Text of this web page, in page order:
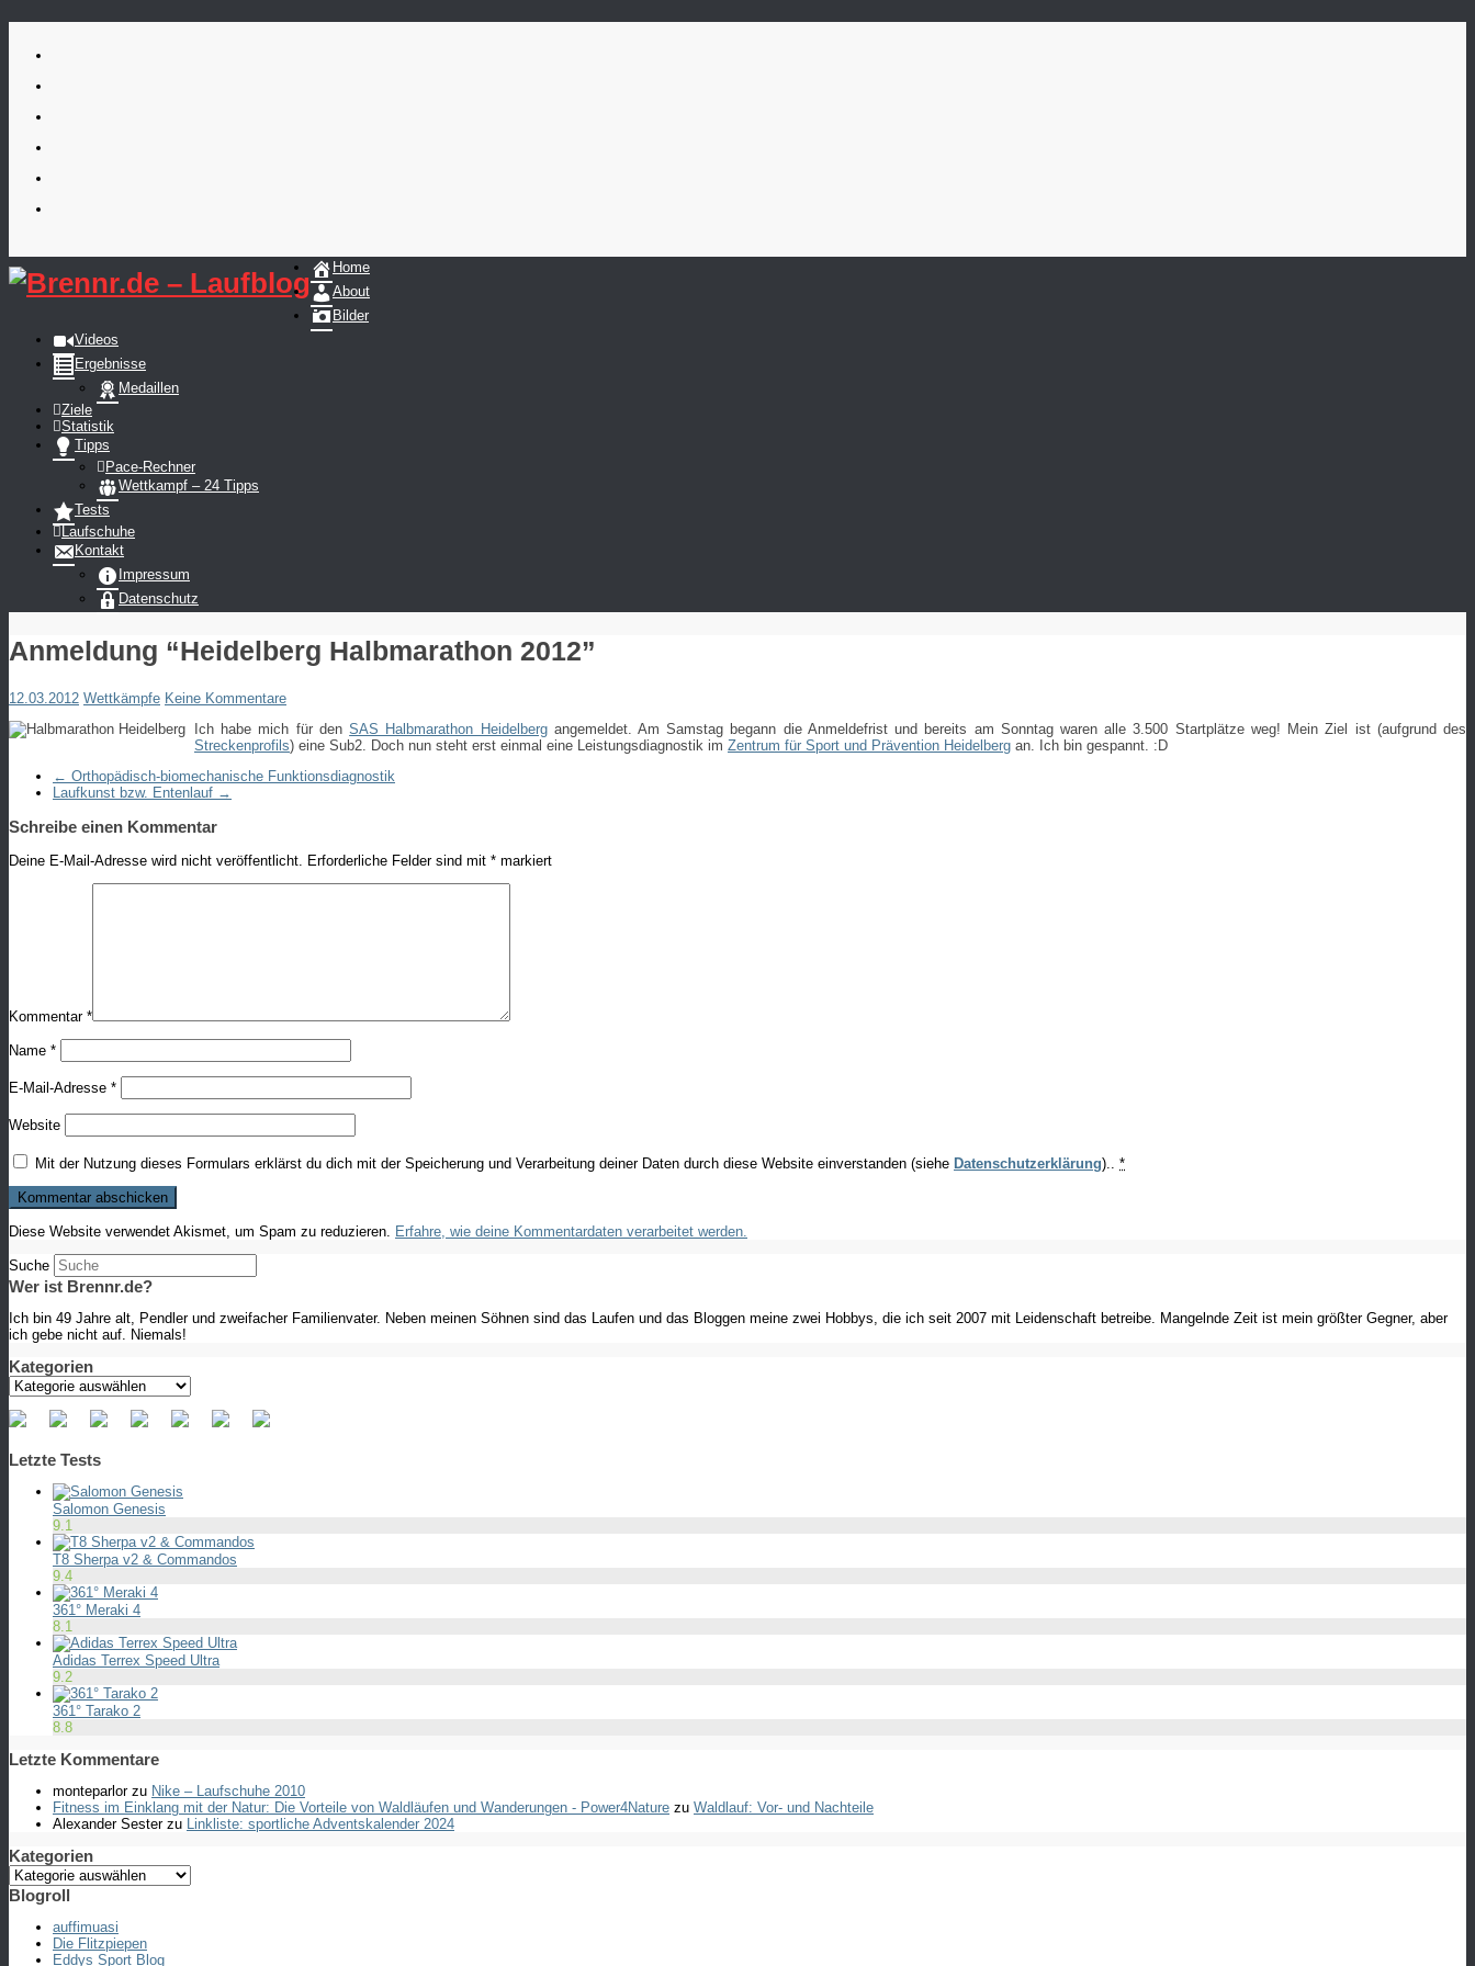
content
Home
About
Bilder
Videos
Ergebnisse
Medaillen
Ziele
Statistik
Tipps
Pace-Rechner
Wettkampf – 24 Tipps
Tests
Laufschuhe
Kontakt
Impressum
Datenschutz
Anmeldung “Heidelberg Halbmarathon 2012”
12.03.2012 Wettkämpfe Keine Kommentare
Ich habe mich für denSAS Halbmarathon Heidelbergangemeldet. Am Samstag begann die Anmeldefrist und bereits am Sonntag waren alle 3.500 Startplätze weg! Mein Ziel ist (aufgrund des
Streckenprofils) eine Sub2. Doch nun steht erst einmal eine Leistungsdiagnostik im Zentrum für Sport und Prävention Heidelberg an. Ich bin gespannt. :D
← Orthopädisch-biomechanische Funktionsdiagnostik
Laufkunst bzw. Entenlauf →
Schreibe einen Kommentar
Deine E-Mail-Adresse wird nicht veröffentlicht. Erforderliche Felder sind mit * markiert
Kommentar *
Name *
E-Mail-Adresse *
Website
Mit der Nutzung dieses Formulars erklärst du dich mit der Speicherung und Verarbeitung deiner Daten durch diese Website einverstanden (siehe Datenschutzerklärung).. *
Diese Website verwendet Akismet, um Spam zu reduzieren. Erfahre, wie deine Kommentardaten verarbeitet werden.
Suche
Wer ist Brennr.de?
Ich bin 49 Jahre alt, Pendler und zweifacher Familienvater. Neben meinen Söhnen sind das Laufen und das Bloggen meine zwei Hobbys, die ich seit 2007 mit Leidenschaft betreibe. Mangelnde Zeit ist mein größter Gegner, aber
ich gebe nicht auf. Niemals!
Kategorien
Kategorien
Letzte Tests
Salomon Genesis
9.1
T8 Sherpa v2 & Commandos
9.4
361° Meraki 4
8.1
Adidas Terrex Speed Ultra
9.2
361° Tarako 2
8.8
Letzte Kommentare
monteparlorzu Nike – Laufschuhe 2010
Fitness im Einklang mit der Natur: Die Vorteile von Waldläufen und Wanderungen - Power4Nature zu Waldlauf: Vor- und Nachteile
Alexander Sesterzu Linkliste: sportliche Adventskalender 2024
Kategorien
Kategorien
Blogroll
auffimuasi
Die Flitzpiepen
Eddys Sport Blog